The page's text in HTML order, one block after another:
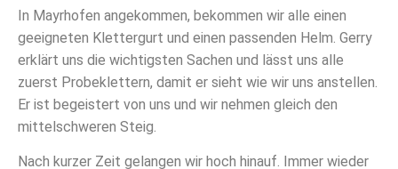
In Mayrhofen angekommen, bekommen wir alle einen
geeigneten Klettergurt und einen passenden Helm. Gerry
erklärt uns die wichtigsten Sachen und lässt uns alle
zuerst Probeklettern, damit er sieht wie wir uns anstellen.
Er ist begeistert von uns und wir nehmen gleich den
mittelschweren Steig.
Nach kurzer Zeit gelangen wir hoch hinauf. Immer wieder